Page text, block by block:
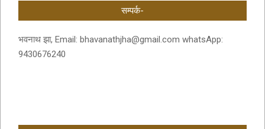
सम्पर्क-
भवनाथ झा, Email: bhavanathjha@gmail.com whatsApp:
9430676240